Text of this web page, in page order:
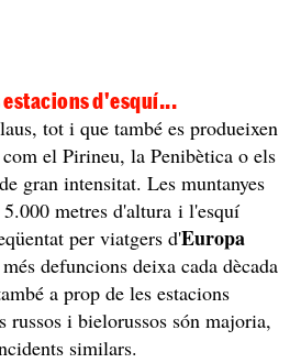
estacions d'esquí...
tot i que també es produeixen
com el Pirineu, la Penibètica o els
gran intensitat. Les muntanyes
5.000 metres d'altura i l'esquí
per viatgers d'Europa
defuncions deixa cada dècada
a prop de les estacions
russos i bielorussos són majoria,
similars.